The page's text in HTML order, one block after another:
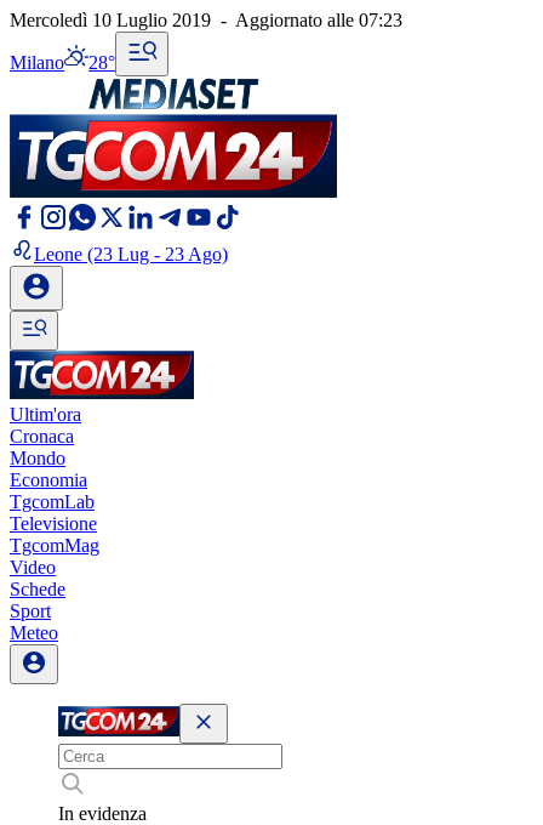
Mercoledì 10 Luglio 2019 - Aggiornato alle 07:23
Milano 28°
Leone (23 Lug - 23 Ago)
Ultim'ora
Cronaca
Mondo
Economia
TgcomLab
Televisione
TgcomMag
Video
Schede
Sport
Meteo
In evidenza